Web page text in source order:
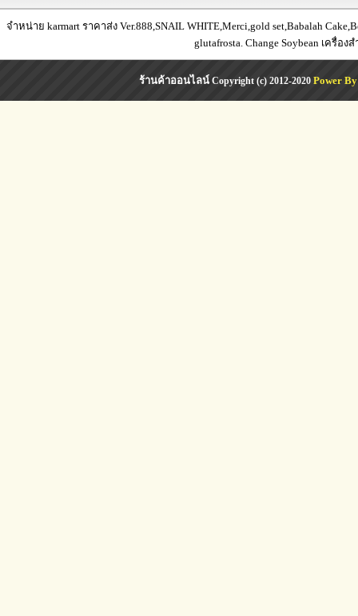
จำหน่าย karmart ราคาส่ง Ver.888,SNAIL WHITE,Merci,gold set,Babalah
glutafrosta. Change Soybean เครื่
ร้านค้าออนไลน์ Copyright (c) 2012-2020Power